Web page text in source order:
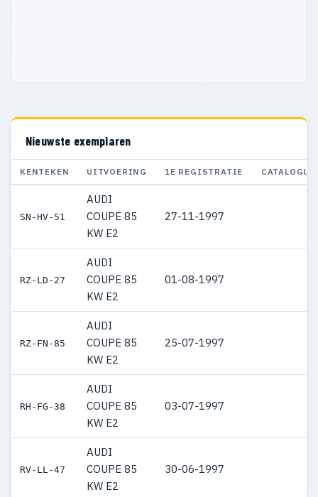
Nieuwste exemplaren
KENTEKEN UITVOERING 1E REGISTRATIE
SN-HV-51
AUDI
COUPE 85
KW E2
27-11-1997
RZ-LD-27
AUDI
COUPE 85
KW E2
01-08-1997
RZ-FN-85
AUDI
COUPE 85
KW E2
25-07-1997
RH-FG-38
AUDI
COUPE 85
KW E2
03-07-1997
RV-LL-47
AUDI
COUPE 85
KW E2
30-06-1997